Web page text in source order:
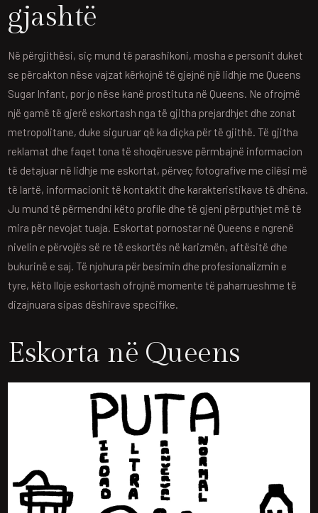
gjashtë
Në përgjithësi, siç mund të parashikoni, mosha e personit duket
se përcakton nëse vajzat kërkojnë të gjejnë një lidhje me Queens
Sugar Infant, por jo nëse kanë prostituta në Queens. Ne ofrojmë
një gamë të gjerë eskortash nga të gjitha prejardhjet dhe zonat
metropolitane, duke siguruar që ka diçka për të gjithë. Të gjitha
reklamat dhe faqet tona të shoqëruesve përmbajnë informacion
të detajuar në lidhje me eskortat, përveç fotografive me cilësi më
të lartë, informacionit të kontaktit dhe karakteristikave të dhëna.
Ju mund të përmendni këto profile dhe të gjeni përputhjet më të
mira për nevojat tuaja. Eskortat pornostar në Queens e ngrenë
nivelin e përvojës së re të eskortës në karizmën, aftësitë dhe
bukurinë e saj. Të njohura për besimin dhe profesionalizmin e
tyre, këto lloje eskortash ofrojnë momente të paharrueshme të
dizajnuara sipas dëshirave specifike.
Eskorta në Queens